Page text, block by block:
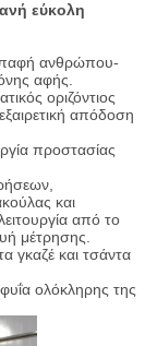
εύκολη
ανθρώπου-
αφής.
οριζόντιος
απόδοση
προστασίας
και
από το
μέτρησης.
γκαζέ και τσάντα
ολόκληρης της